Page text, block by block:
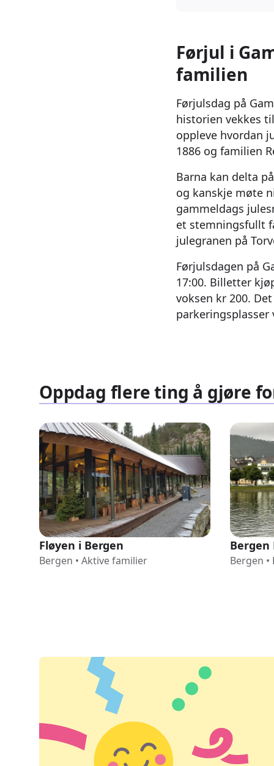
Førjul i
familien
Førjulsdag på
historien vekkes
oppleve hvordan
1886 og familien
Barna kan delta
og kanskje møte
gammeldags
et stemningsfullt
julegranen på
Førjulsdagen på
17:00. Billetter
voksen kr 200.
parkeringsplasser
Oppdag flere ting å gjøre
Fløyen i Bergen
Bergen • Aktive familier
Bergen
Bergen •